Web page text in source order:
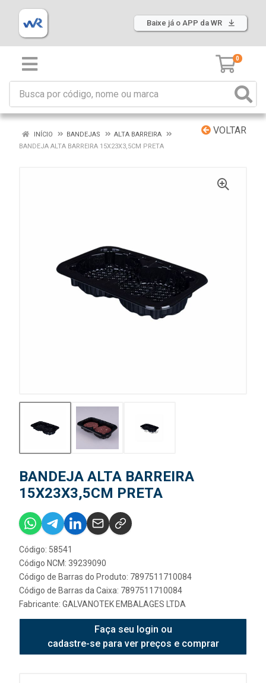
Baixe já o APP da WR
0
VOLTAR
INÍCIO BANDEJAS
ALTA BARREIRA
BANDEJA ALTA BARREIRA 15X23X3,5CM PRETA
BANDEJA ALTA BARREIRA
15X23X3,5CM PRETA
Código: 58541
Código NCM: 39239090
Código de Barras do Produto: 7897511710084
Código de Barras da Caixa: 7897511710084
Fabricante: GALVANOTEK EMBALAGES LTDA
Faça seu login ou
cadastre-se para ver preços e comprar